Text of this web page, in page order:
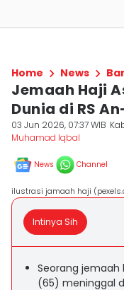
Home News
Jemaah Haji
Dunia di RS
03 Jun 2026, 07:37 WIB
Muhamad Iqbal
News Channel
ilustrasi jamaah haji
Intinya Sih
Seorang jemaah
(65) meninggal